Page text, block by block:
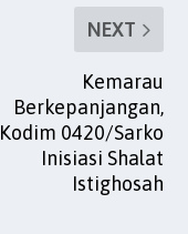
NEXT
Kemarau
Berkepanjangan,
Kodim 0420/Sarko
Inisiasi Shalat
Istighosah